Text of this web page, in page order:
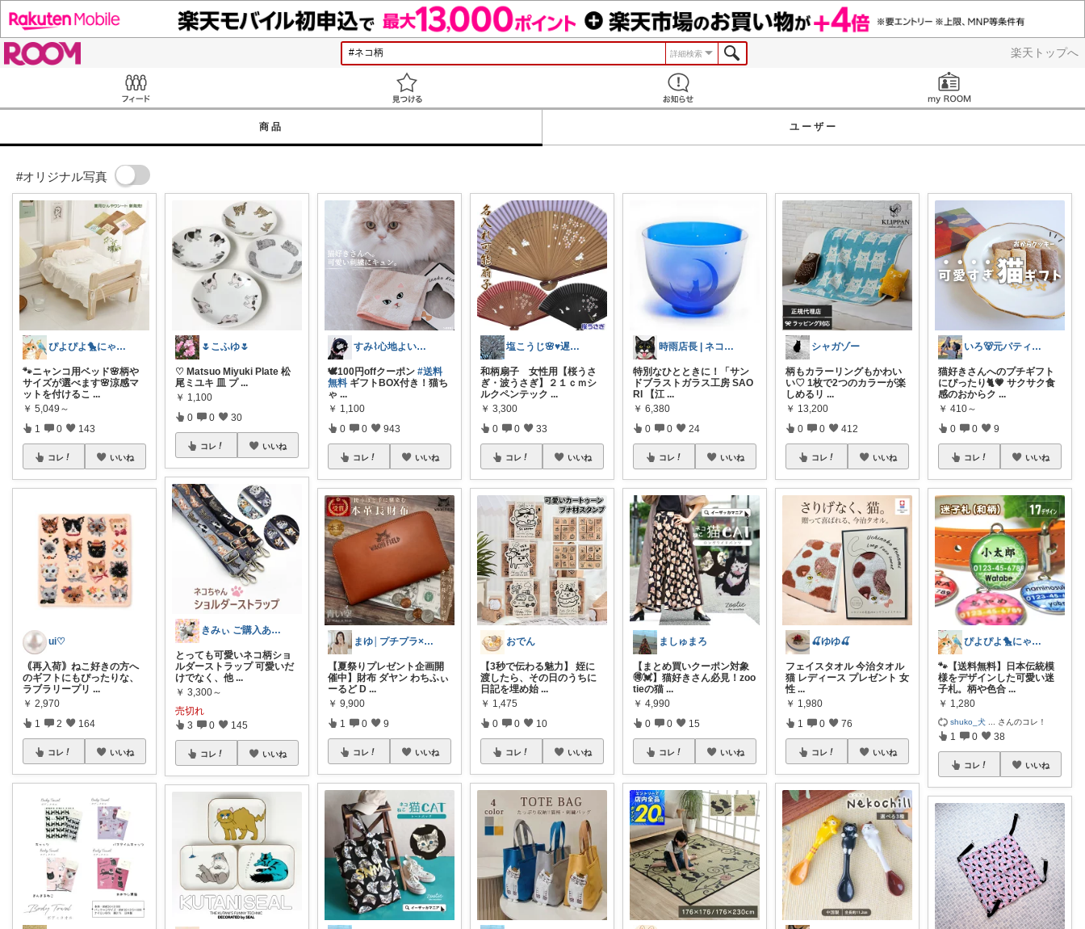
楽天トップへ
詳細検索
商品 ユーザー
#オリジナル写真
ぴよぴよ🐤にゃんにゃん🐾カニ金魚
🐾ニャンコ用ベッド🌸柄や
サイズが選べます🌸涼感マ
ットを付けるこ ...
￥ 5,049～
1 0 143
コレ いいね
ui♡
｟再入荷｠ねこ好きの方へ
のギフトにもぴったりな、
ラブラリープリ ...
￥ 2,970
1 2 164
コレ いいね
🌷こふゆ🌷
♡ Matsuo Miyuki Plate 松
尾ミユキ 皿 プ ...
￥ 1,100
0 0 30
コレ いいね
きみぃ ご購入ありがとうございます♪
とっても可愛いネコ柄ショ
ルダーストラップ 可愛いだ
けでなく、他 ...
￥ 3,300～
売切れ
3 0 145
コレ いいね
すみ⌇心地よい暮らし🐈♡
🕊100円offクーポン#送料
無料 ギフトBOX付き！猫ち
ゃ ...
￥ 1,100
0 0 943
コレ いいね
まゆ│プチプラ×ご褒美スイーツ
【夏祭りプレゼント企画開
催中】財布 ダヤン わちふぃ
ーるど D ...
￥ 9,900
1 0 9
コレ いいね
塩こうじ🌸♥️遅れてます🙏💦
和柄扇子 女性用【桜うさ
ぎ・波うさぎ】２１ｃｍシ
ルクペンテック ...
￥ 3,300
0 0 33
コレ いいね
おでん
【3秒で伝わる魅力】 姪に
渡したら、その日のうちに
日記を埋め始 ...
￥ 1,475
0 0 10
コレ いいね
時雨店長 | ネコのいる暮らし
特別なひとときに！「サン
ドブラストガラス工房 SAO
RI 【江 ...
￥ 6,380
0 0 24
コレ いいね
ましゅまろ
【まとめ買いクーポン対象
🉐💓】猫好きさん必見！zoo
tieの猫 ...
￥ 4,990
0 0 15
コレ いいね
シャガゾー
柄もカラーリングもかわい
い♡ 1枚で2つのカラーが楽
しめるリ ...
￥ 13,200
0 0 412
コレ いいね
🍒ゆゆ🍒
フェイスタオル 今治タオル
猫 レディース プレゼント 女
性...
￥ 1,980
1 0 76
コレ いいね
いろ🐻元パティシエ🍫
猫好きさんへのプチギフト
にぴったり🐈💗 サクサク食
感のおからク ...
￥ 410～
0 0 9
コレ いいね
ぴよぴよ🐤にゃんにゃん🐾カニ金魚
🐾【送料無料】日本伝統模
様をデザインした可愛い迷
子札。柄や色合 ...
￥ 1,280
shuko_犬 さんのコレ！
1 0 38
コレ いいね